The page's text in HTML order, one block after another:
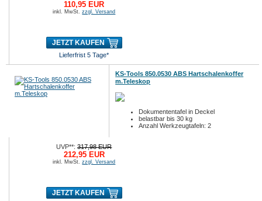
110,95 EUR
inkl. MwSt.zzgl. Versand
JETZT KAUFEN
Lieferfrist 5 Tage*
KS-Tools 850.0530 ABS Hartschalenkoffer
m.Teleskop
Dokumententafel in Deckel
belastbar bis 30 kg
Anzahl Werkzeugtafeln: 2
UVP**:317,98 EUR
212,95 EUR
inkl. MwSt.zzgl. Versand
JETZT KAUFEN